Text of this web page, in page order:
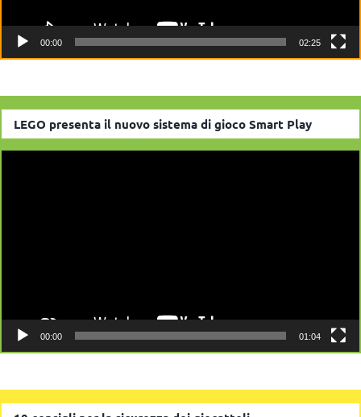
00:00 02:25
LEGO presenta il nuovo sistema di gioco Smart Play
00:00 01:04